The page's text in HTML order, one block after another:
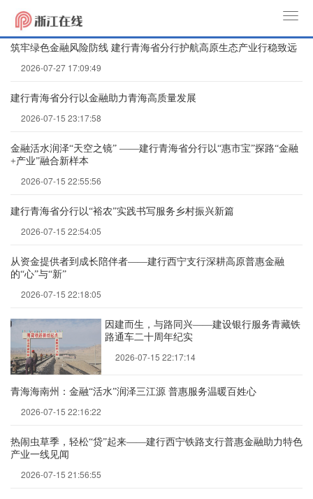
o
筑牢绿色金融风险防线 建行青海省分行护航高原生态产业行稳致远
2026-07-27 17:09:49
建行青海省分行以金融助力青海高质量发展
2026-07-15 23:17:58
金融活水润泽“天空之镜” ——建行青海省分行以“惠市宝”探路“金融
+产业”融合新样本
2026-07-15 22:55:56
建行青海省分行以“裕农”实践书写服务乡村振兴新篇
2026-07-15 22:54:05
从资金提供者到成长陪伴者——建行西宁支行深耕高原普惠金融
的“心”与“新”
2026-07-15 22:18:05
因建而生，与路同兴——建设银行服务青藏铁
路通车二十周年纪实
2026-07-15 22:17:14
青海海南州：金融“活水”润泽三江源 普惠服务温暖百姓心
2026-07-15 22:16:22
热闹虫草季，轻松“贷”起来——建行西宁铁路支行普惠金融助力特色
产业一线见闻
2026-07-15 21:56:55